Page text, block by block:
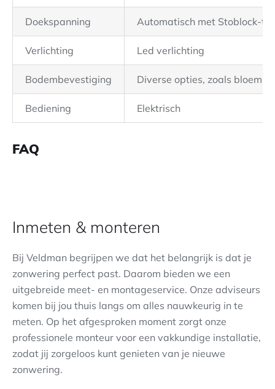
Doekspanning Automatisch met Stoblock-
Verlichting Led verlichting
Bodembevestiging Diverse opties, zoals
Bediening Elektrisch
FAQ
Inmeten & monteren
Bij Veldman begrijpen we dat het belangrijk is dat je
zonwering perfect past. Daarom bieden we een
uitgebreide meet- en montageservice. Onze adviseurs
komen bij jou thuis langs om alles nauwkeurig in te
meten. Op het afgesproken moment zorgt onze
professionele monteur voor een vakkundige installatie,
zodat jij zorgeloos kunt genieten van je nieuwe
zonwering.